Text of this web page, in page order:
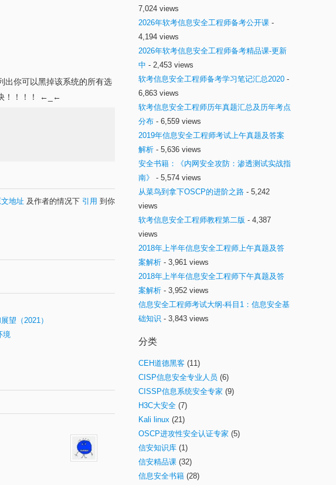
出你可以黑掉该系统的所有选
！！！！ ←_←
文地址 及作者的情况下 引用 到你
望（2021）
境
7,024 views
2026年软考信息安全工程师备考公开课 -
4,194 views
2026年软考信息安全工程师备考精品课-更新
中 - 2,453 views
软考信息安全工程师备考学习笔记汇总2020 -
6,863 views
软考信息安全工程师历年真题汇总及历年考点
分布 - 6,559 views
2019年信息安全工程师考试上午真题及答案
解析 - 5,636 views
安全书籍：《内网安全攻防：渗透测试实战指
南》
- 5,574 views
从菜鸟到拿下OSCP的进阶之路 - 5,242
views
软考信息安全工程师教程第二版 - 4,387
views
2018年上半年信息安全工程师上午真题及答
案解析 - 3,961 views
2018年上半年信息安全工程师下午真题及答
案解析 - 3,952 views
信息安全工程师考试大纲-科目1：信息安全基
础知识 - 3,843 views
分类
CEH道德黑客 (11)
CISP信息安全专业人员 (6)
CISSP信息系统安全专家 (9)
H3C大安全 (7)
Kali linux (21)
OSCP进攻性安全认证专家 (5)
信安知识库 (1)
信安精品课 (32)
信息安全书籍 (28)